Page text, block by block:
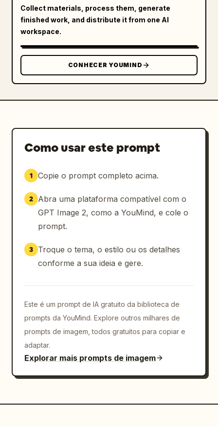
Collect materials, process them, generate
finished work, and distribute it from one AI
workspace.
CONHECER YOUMIND
Como usar este prompt
1 Copie o prompt completo acima.
2
Abra uma plataforma compatível com o
GPT Image 2, como a YouMind, e cole o
prompt.
3
Troque o tema, o estilo ou os detalhes
conforme a sua ideia e gere.
Este é um prompt de IA gratuito da biblioteca de
prompts da YouMind. Explore outros milhares de
prompts de imagem, todos gratuitos para copiar e
adaptar.
Explorar mais prompts de imagem